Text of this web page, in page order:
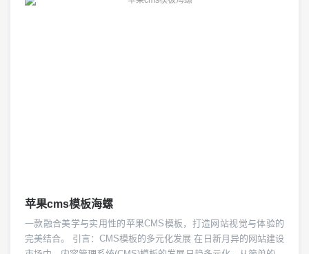
苹果cms模板海螺
一款融合美学与实用性的苹果CMS模板，打造网站视觉与体验的
完美结合。 引言：CMS模板的多元化发展 在日新月异的网站建设